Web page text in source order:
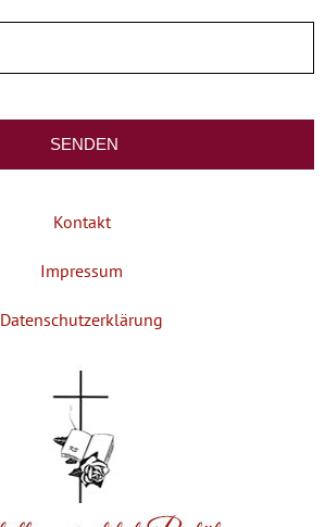
Kontakt
Impressum
Datenschutzerklärung